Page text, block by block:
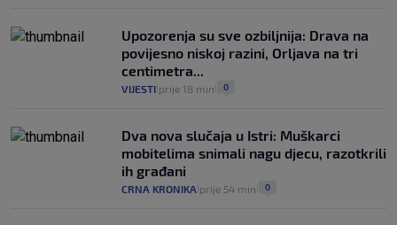
Upozorenja su sve ozbiljnija: Drava na
povijesno niskoj razini, Orljava na tri
centimetra...
VIJESTI prije 18 min 0
Dva nova slučaja u Istri: Muškarci
mobitelima snimali nagu djecu, razotkrili
ih građani
CRNA KRONIKA prije 54 min 0